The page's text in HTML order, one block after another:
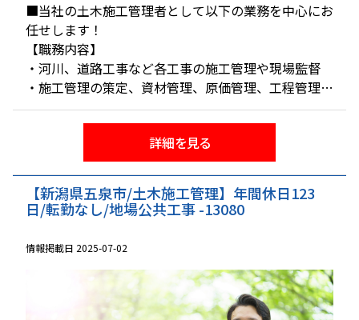
■当社の土木施工管理者として以下の業務を中心にお
任せします！
【職務内容】
・河川、道路工事など各工事の施工管理や現場監督
・施工管理の策定、資材管理、原価管理、工程管理、
品質管理
・発注者との打合せ
詳細を見る
【新潟県五泉市/土木施工管理】年間休日123
日/転勤なし/地場公共工事 -13080
情報掲載日 2025-07-02